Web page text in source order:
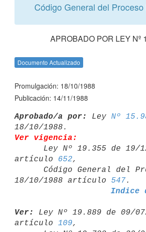
Código General del Proceso
APROBADO POR LEY Nº
Documento Actualizado
Promulgación: 18/10/1988
Publicación: 14/11/1988
Aprobado/a por: Ley Nº
Ver vigencia:
artículo 652,
18/10/1988 artículo 547
Indice
Ver:
Ley Nº 19.889 de 09/
artículo 109,